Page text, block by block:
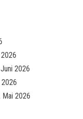
2026
Mai 2026